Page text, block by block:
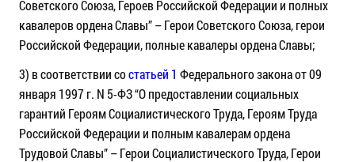
Советского Союза, Героев Российской Федерации и полных
кавалеров ордена Славы” – Герои Советского Союза, герои
Российской Федерации, полные кавалеры ордена Славы;
3) в соответствии состатьей 1 Федерального закона от 09
января 1997 г. N 5-ФЗ “О предоставлении социальных
гарантий Героям Социалистического Труда, Героям Труда
Российской Федерации и полным кавалерам ордена
Трудовой Славы” – Герои Социалистического Труда, Герои